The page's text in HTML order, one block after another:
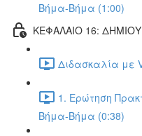
Βήμα-Βήμα (1:00)
ΚΕΦΑΛΑΙΟ 16:
Διδασκαλία με
1. Ερώτηση
Βήμα-Βήμα (0:38)